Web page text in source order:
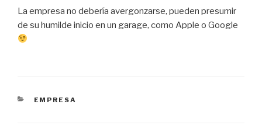
La empresa no debería avergonzarse, pueden presumir
de su humilde inicio en un garage, como Apple o Google
CATEGORÍAS
EMPRESA